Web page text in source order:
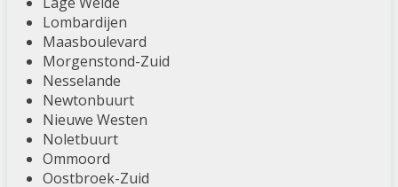
Lombardijen
Maasboulevard
Morgenstond-Zuid
Nesselande
Newtonbuurt
Nieuwe Westen
Noletbuurt
Ommoord
Oostbroek-Zuid